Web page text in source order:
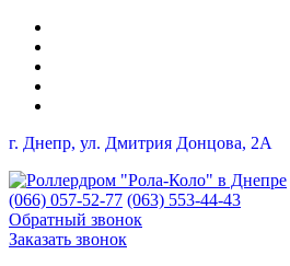
г. Днепр, ул. Дмитрия Донцова, 2A
(066) 057-52-77 (063) 553-44-43
Обратный звонок
Заказать звонок